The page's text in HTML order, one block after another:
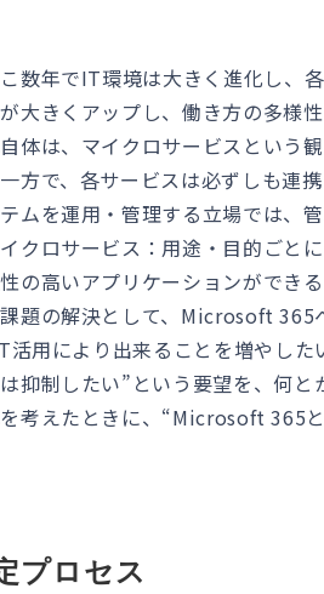
こ数年でIT環境は大きく進化し、
大きくアップし、働き方の多様性
体は、マイクロサービスという
方で、各サービスは必ずしも連
ムを運用・管理する立場では、
クロサービス：用途・目的ごと
の高いアプリケーションができ
題の解決として、Microsoft 365
活用により出来ることを増やし
抑制したい”という要望を、何と
考えたときに、“Microsoft 365
プロセス